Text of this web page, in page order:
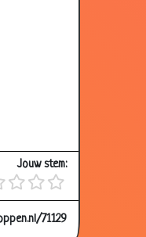
Jouw stem:
71129
3.09